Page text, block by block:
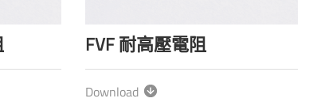
FVF 耐高壓電阻
Download